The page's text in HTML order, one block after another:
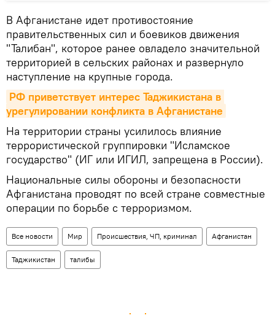
В Афганистане идет противостояние
правительственных сил и боевиков движения
"Талибан", которое ранее овладело значительной
территорией в сельских районах и развернуло
наступление на крупные города.
РФ приветствует интерес Таджикистана в
урегулировании конфликта в Афганистане
На территории страны усилилось влияние
террористической группировки "Исламское
государство" (ИГ или ИГИЛ, запрещена в России).
Национальные силы обороны и безопасности
Афганистана проводят по всей стране совместные
операции по борьбе с терроризмом.
Все новости Мир Происшествия, ЧП, криминал Афганистан
Таджикистан талибы